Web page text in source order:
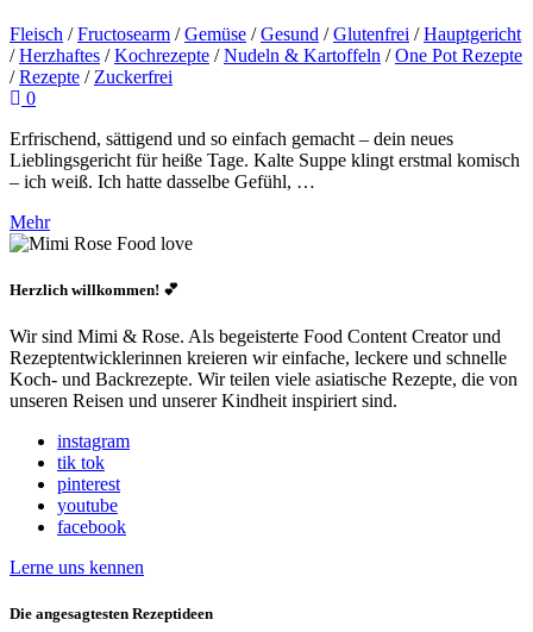
Fleisch /Fructosearm /Gemüse /Gesund /Glutenfrei /Hauptgericht
/Herzhaftes /Kochrezepte /Nudeln & Kartoffeln /One Pot Rezepte
/Rezepte / Zuckerfrei
0
Erfrischend, sättigend und so einfach gemacht – dein neues
Lieblingsgericht für heiße Tage. Kalte Suppe klingt erstmal komisch
– ich weiß. Ich hatte dasselbe Gefühl, …
Mehr
Herzlich willkommen! 💕
Wir sind Mimi & Rose. Als begeisterte Food Content Creator und
Rezeptentwicklerinnen kreieren wir einfache, leckere und schnelle
Koch- und Backrezepte. Wir teilen viele asiatische Rezepte, die von
unseren Reisen und unserer Kindheit inspiriert sind.
instagram
tik tok
pinterest
youtube
facebook
Lerne uns kennen
Die angesagtesten Rezeptideen